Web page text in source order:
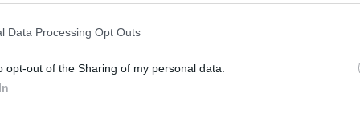
Data Processing Opt Outs
opt-out of the Sharing of my personal data.